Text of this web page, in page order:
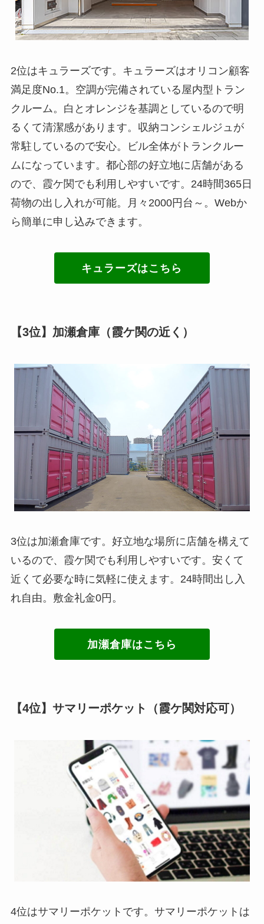
2位はキュラーズです。キュラーズはオリコン顧客
満足度No.1。空調が完備されている屋内型トラン
クルーム。白とオレンジを基調としているので明
るくて清潔感があります。収納コンシェルジュが
常駐しているので安心。ビル全体がトランクルー
ムになっています。都心部の好立地に店舗がある
ので、霞ケ関でも利用しやすいです。24時間365日
荷物の出し入れが可能。月々2000円台～。Webか
ら簡単に申し込みできます。
キュラーズはこちら
【3位】加瀬倉庫（霞ケ関の近く）
3位は加瀬倉庫です。好立地な場所に店舗を構えて
いるので、霞ケ関でも利用しやすいです。安くて
近くて必要な時に気軽に使えます。24時間出し入
れ自由。敷金礼金0円。
加瀬倉庫はこちら
【4位】サマリーポケット（霞ケ関対応可）
4位はサマリーポケットです。サマリーポケットは